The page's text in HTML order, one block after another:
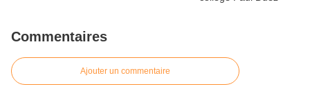
Commentaires
Ajouter un commentaire